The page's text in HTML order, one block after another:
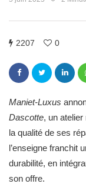
2207 0
Maniet-Luxus
Dascotte, un
la qualité de ses
l’enseigne franchit
durabilité, en
son offre.